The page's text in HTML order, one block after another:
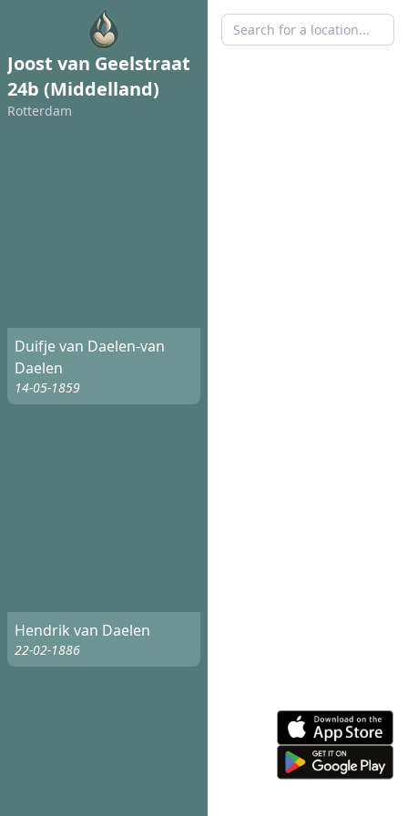
Joost van Geelstraat
24b (Middelland)
Rotterdam
Duifje van Daelen-van
Daelen
14-05-1859
Hendrik van Daelen
22-02-1886